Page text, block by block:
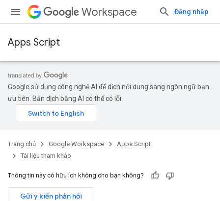
Workspace Đăng nhập
Apps Script
Google sử dụng công nghệ AI để dịch nội dung sang ngôn ngữ bạn
ưu tiên. Bản dịch bằng AI có thể có lỗi.
Trang chủ Google Workspace
Apps Script
Tài liệu tham khảo
Thông tin này có hữu ích không cho bạn không?
Gửi ý kiến phản hồi